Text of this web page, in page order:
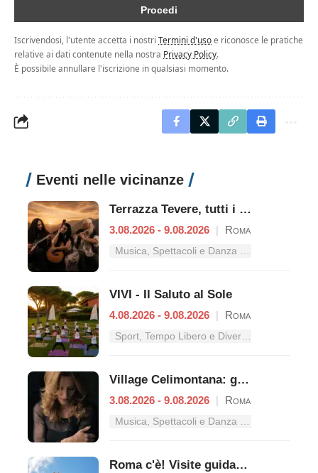
Iscrivendosi, l'utente accetta i nostri Termini d'usoe riconosce le pratiche
relative ai dati contenute nella nostra Privacy Policy.
È possibile annullare l'iscrizione in qualsiasi momento.
Eventi nelle vicinanze
Terrazza Tevere, tutti i concerti dal 3 al 9 agosto
3.08.2026 - 9.08.2026 | Roma
Musica, Spettacoli e Danza nel Lazio
VIVI - Il Saluto al Sole
4.08.2026 - 9.08.2026 | Roma
Sport, Tempo Libero e Divertimento nel Lazio
Village Celimontana: gli appuntamenti dal 3 al 9 agosto
3.08.2026 - 9.08.2026 | Roma
Musica, Spettacoli e Danza nel Lazio
Roma c'è! Visite guidate (anche per bambini) dal 5 al 13 agosto 2026